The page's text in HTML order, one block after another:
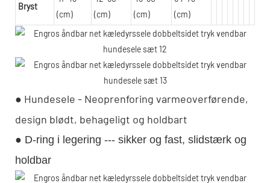
Bryst
(cm)
(cm)
(cm)
(cm)
● Hundesele - Neoprenforing varmeoverførende,
design blødt, behageligt og holdbart
● D-ring i legering --- sikker og fast, slidstærk og
holdbar